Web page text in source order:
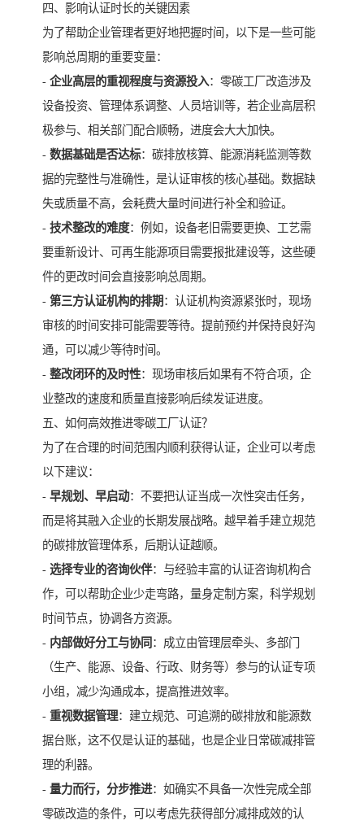
四、影响认证时长的关键因素
为了帮助企业管理者更好地把握时间，以下是一些可能
影响总周期的重要变量：
- 企业高层的重视程度与资源投入：零碳工厂改造涉及
设备投资、管理体系调整、人员培训等，若企业高层积
极参与、相关部门配合顺畅，进度会大大加快。
- 数据基础是否达标：碳排放核算、能源消耗监测等数
据的完整性与准确性，是认证审核的核心基础。数据缺
失或质量不高，会耗费大量时间进行补全和验证。
- 技术整改的难度：例如，设备老旧需要更换、工艺需
要重新设计、可再生能源项目需要报批建设等，这些硬
件的更改时间会直接影响总周期。
- 第三方认证机构的排期：认证机构资源紧张时，现场
审核的时间安排可能需要等待。提前预约并保持良好沟
通，可以减少等待时间。
- 整改闭环的及时性：现场审核后如果有不符合项，企
业整改的速度和质量直接影响后续发证进度。
五、如何高效推进零碳工厂认证？
为了在合理的时间范围内顺利获得认证，企业可以考虑
以下建议：
- 早规划、早启动：不要把认证当成一次性突击任务，
而是将其融入企业的长期发展战略。越早着手建立规范
的碳排放管理体系，后期认证越顺。
- 选择专业的咨询伙伴：与经验丰富的认证咨询机构合
作，可以帮助企业少走弯路，量身定制方案，科学规划
时间节点，协调各方资源。
- 内部做好分工与协同 ：成立由管理层牵头、多部门
（生产、能源、设备、行政、财务等）参与的认证专项
小组，减少沟通成本，提高推进效率。
- 重视数据管理：建立规范、可追溯的碳排放和能源数
据台账，这不仅是认证的基础，也是企业日常碳减排管
理的利器。
- 量力而行，分步推进：如确实不具备一次性完成全部
零碳改造的条件，可以考虑先获得部分减排成效的认